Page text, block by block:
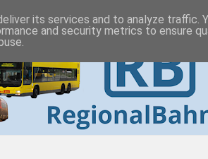
its services and to analyze traffic.
and security metrics to ensure